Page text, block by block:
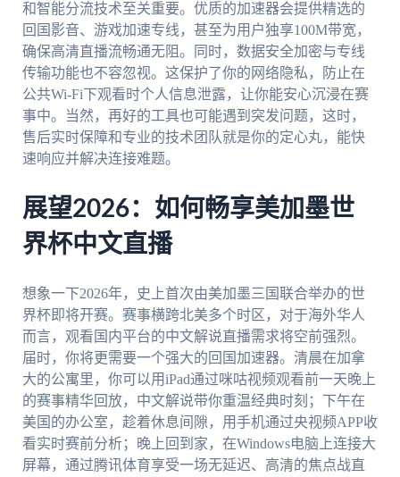
和智能分流技术至关重要。优质的加速器会提供精选的
回国影音、游戏加速专线，甚至为用户独享100M带宽，
确保高清直播流畅通无阻。同时，数据安全加密与专线
传输功能也不容忽视。这保护了你的网络隐私，防止在
公共Wi-Fi下观看时个人信息泄露，让你能安心沉浸在赛
事中。当然，再好的工具也可能遇到突发问题，这时，
售后实时保障和专业的技术团队就是你的定心丸，能快
速响应并解决连接难题。
展望2026：如何畅享美加墨世
界杯中文直播
想象一下2026年，史上首次由美加墨三国联合举办的世
界杯即将开赛。赛事横跨北美多个时区，对于海外华人
而言，观看国内平台的中文解说直播需求将空前强烈。
届时，你将更需要一个强大的回国加速器。清晨在加拿
大的公寓里，你可以用iPad通过咪咕视频观看前一天晚上
的赛事精华回放，中文解说带你重温经典时刻；下午在
美国的办公室，趁着休息间隙，用手机通过央视频APP收
看实时赛前分析；晚上回到家，在Windows电脑上连接大
屏幕，通过腾讯体育享受一场无延迟、高清的焦点战直